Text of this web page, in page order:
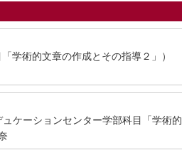
学術的文章の作成とその指導２」）
ーションセンター学部科目「学術